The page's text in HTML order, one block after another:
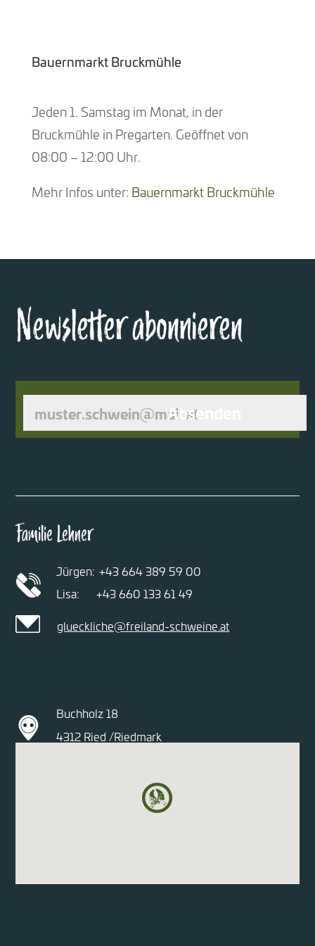
Bauernmarkt Bruckmühle
Jeden 1. Samstag im Monat, in der
Bruckmühle in Pregarten. Geöffnet von
08:00 – 12:00 Uhr.
Mehr Infos unter: Bauernmarkt Bruckmühle
Newsletter abonnieren
Absenden
Familie Lehner
Jürgen: +43 664 389 59 00
Lisa:
+43 660 133 61 49
glueckliche@freiland-schweine.at
Buchholz 18
4312 Ried /Riedmark